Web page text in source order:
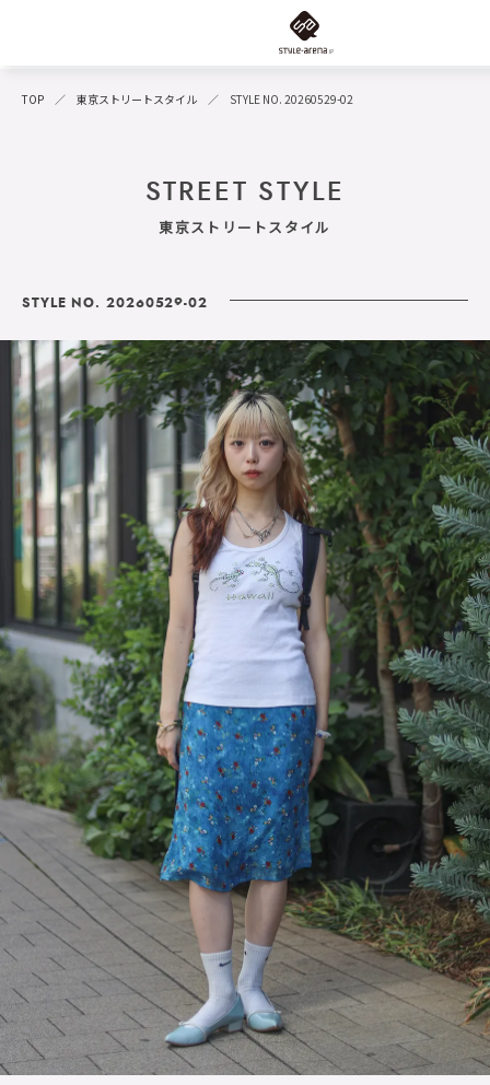
TOP 東京ストリートスタイル STYLE NO. 20260529-02
STREET STYLE
東京ストリートスタイル
STYLE NO. 20260529-02